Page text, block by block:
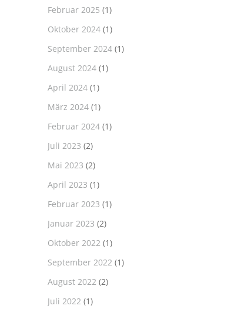
Februar 2025 (1)
Oktober 2024(1)
September 2024(1)
August 2024(1)
April 2024(1)
März 2024(1)
Februar 2024(1)
Juli 2023 (2)
Mai 2023 (2)
April 2023 (1)
Februar 2023 (1)
Januar 2023 (2)
Oktober 2022 (1)
September 2022 (1)
August 2022 (2)
Juli 2022 (1)